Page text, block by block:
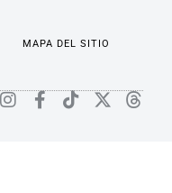
MAPA DEL SITIO